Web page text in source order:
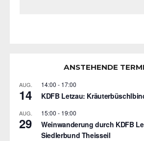
ANSTEHENDE
AUG.
14
14:00 - 17:00
KDFB Letzau:
AUG.
29
15:00 - 19:00
Weinwanderung durch KDFB
Siedlerbund Theisseil